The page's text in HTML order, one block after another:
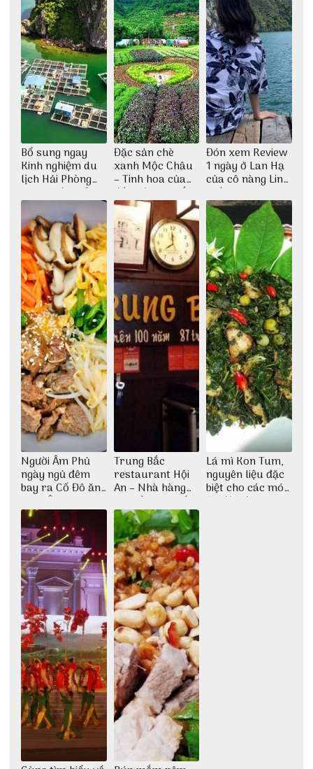
Bổ sung ngay
Kinh nghiệm du
lịch Hải Phòng
2022 mới nhất
Đặc sản chè
xanh Mộc Châu
– Tinh hoa của
đất trời Tây Bắc
Đón xem Review
1 ngày ở Lan Hạ
của cô nàng Linh
Trần
Người Âm Phủ
ngày ngủ đêm
bay ra Cố Đô ăn
Cơm Âm Phủ
Huế
Trung Bắc
restaurant Hội
An – Nhà hàng
cao lầu có thiết
kế vô cùng ấn
tượng giữa lòng
phố Hội
Lá mì Kon Tum,
nguyên liệu đặc
biệt cho các món
ăn độc đáo